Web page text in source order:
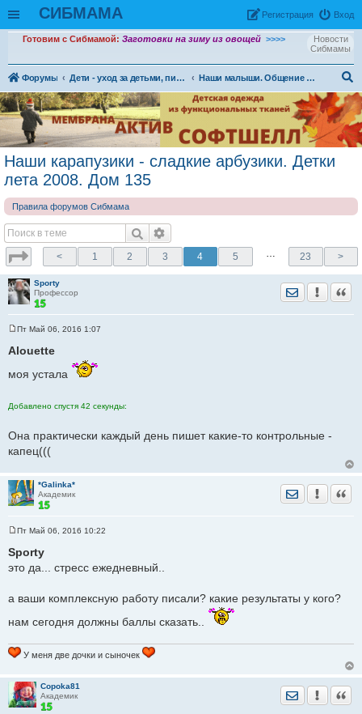
СИБМАМА Вход
Рeгиcтpaция
Новости
Сибмамы
Готовим с Сибмамой: Заготовки на зиму из овощей >>>>
Форумы Дети - уход за детьми, питание и воспитание детей.
Наши малыши. Общение ровесников и соратников
ои
ск
Наши карапузики - сладкие арбузики. Детки
лета 2008. Дом 135
Правила форумов Сибмама
< 1 2 3 4 5 … 23 >
Sporty
Профессор
Отправить
о
о
щ
и
Пт Май 06, 2016 1:07
Alouette
моя устала
Добавлено спустя 42 секунды:
Она практически каждый день пишет какие-то контрольные -
капец(((
*Galinka*
Академик
Отправить
о
б
н
Пт Май 06, 2016 10:22
Sporty
это да... стресс ежедневный..
а ваши комплексную работу писали? какие результаты у кого?
нам сегодня должны баллы сказать..
У меня две дочки и сыночек
Copoka81
Академик
Отправить